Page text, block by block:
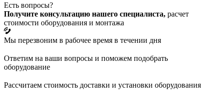
Есть вопросы?
Получите консультацию нашего специалиста, расчет
стоимости оборудования и монтажа
Мы перезвоним в рабочее время в течении дня
Ответим на ваши вопросы и поможем подобрать
оборудование
Рассчитаем стоимость доставки и установки оборудования